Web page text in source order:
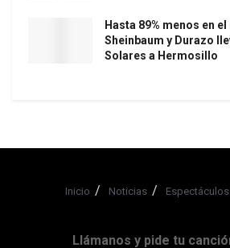
Hasta 89% menos en
Sheinbaum y Durazo
Solares a Hermosillo
Inicio Noticias Espectáculos
Llámanos y pide tu